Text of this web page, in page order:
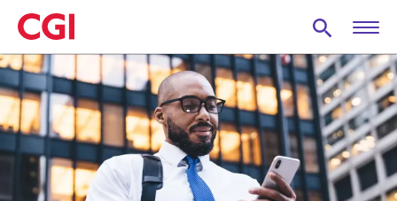
Skip
to
main
content